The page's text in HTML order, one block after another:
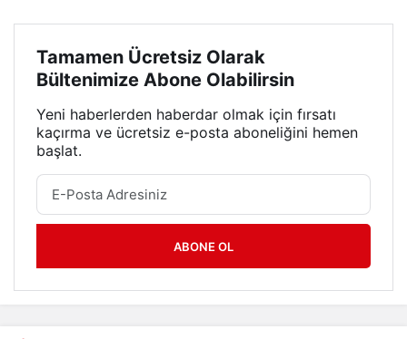
Tamamen Ücretsiz Olarak
Bültenimize Abone Olabilirsin
Yeni haberlerden haberdar olmak için fırsatı
kaçırma ve ücretsiz e-posta aboneliğini hemen
başlat.
ABONE OL